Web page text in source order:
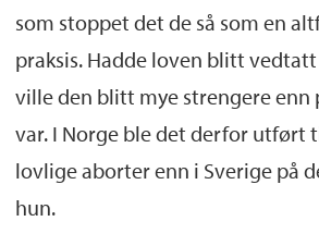
som stoppet det de så som en
praksis. Hadde loven blitt
ville den blitt mye strengere enn
var. I Norge ble det derfor utført
lovlige aborter enn i Sverige på
hun.